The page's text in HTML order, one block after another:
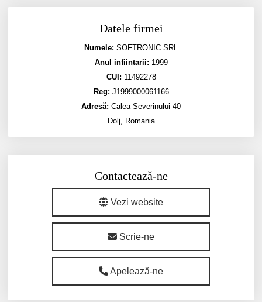
Datele firmei
Numele: SOFTRONIC SRL
Anul infiintarii: 1999
CUI: 11492278
Reg: J1999000061166
Adresă: Calea Severinului 40
Dolj, Romania
Contactează-ne
Vezi website
Scrie-ne
Apelează-ne